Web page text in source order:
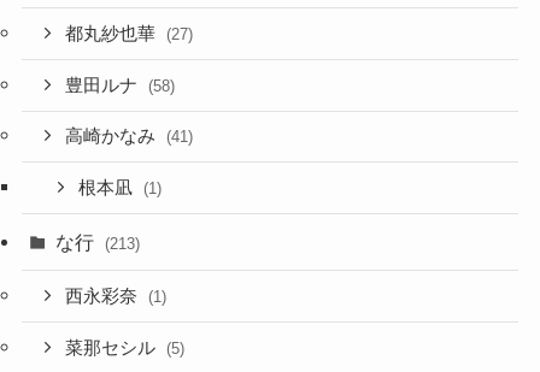
都丸紗也華 (27)
豊田ルナ (58)
高崎かなみ (41)
根本凪 (1)
な行 (213)
西永彩奈 (1)
菜那セシル (5)